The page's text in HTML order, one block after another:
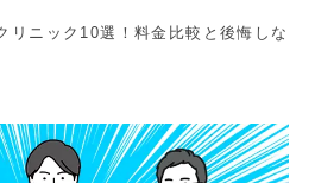
リニック10選！料金比較と後悔しな